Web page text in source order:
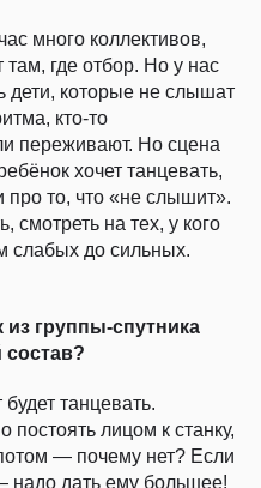
много коллективов,
где отбор. Но у нас
дети, которые не слышат
кто-то
переживают. Но сцена
хочет танцевать,
про то, что «не слышит».
смотреть на тех, у кого
слабых до сильных.
группы-спутника
состав?
танцевать.
лицом к станку,
— почему нет? Если
надо дать ему большее!